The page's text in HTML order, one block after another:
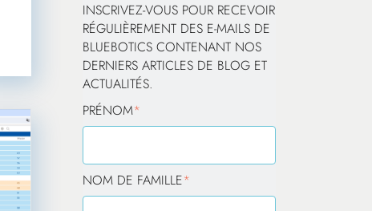
INSCRIVEZ-VOUS POUR RECEVOIR
RÉGULIÈREMENT DES E-MAILS DE
BLUEBOTICS CONTENANT NOS
DERNIERS ARTICLES DE BLOG ET
ACTUALITÉS.
PRÉNOM*
NOM DE FAMILLE*